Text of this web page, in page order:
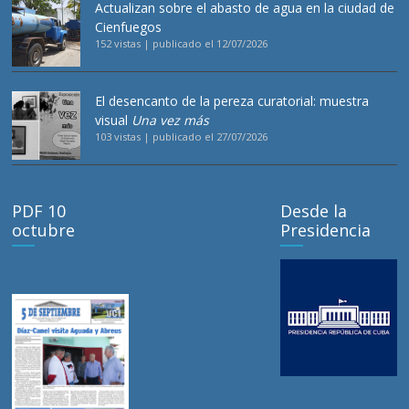
Actualizan sobre el abasto de agua en la ciudad de
Cienfuegos
152 vistas | publicado el 12/07/2026
El desencanto de la pereza curatorial: muestra
visual Una vez más
103 vistas | publicado el 27/07/2026
PDF 10
octubre
Desde la
Presidencia